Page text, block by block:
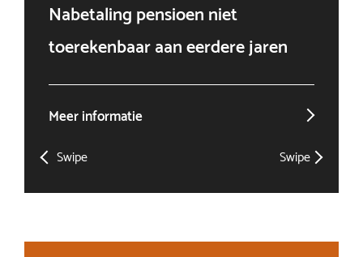
Nabetaling pensioen niet
toerekenbaar aan eerdere jaren
Meer informatie
Swipe Swipe